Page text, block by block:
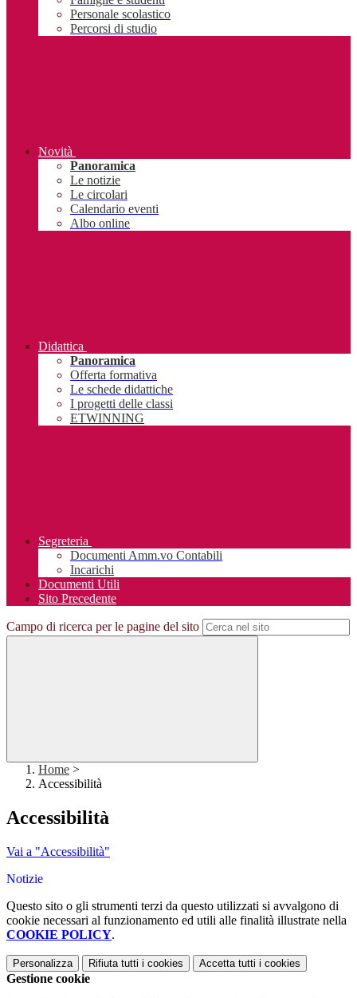
Personale scolastico
Percorsi di studio
Novità
Panoramica
Le notizie
Le circolari
Calendario eventi
Albo online
Didattica
Panoramica
Offerta formativa
Le schede didattiche
I progetti delle classi
ETWINNING
Segreteria
Documenti Amm.vo Contabili
Incarichi
Documenti Utili
Sito Precedente
Campo di ricerca per le pagine del sito
Home >
Accessibilità
Accessibilità
Vai a "Accessibilità"
Notizie
Questo sito o gli strumenti terzi da questo utilizzati si avvalgono di
cookie necessari al funzionamento ed utili alle finalità illustrate nella
COOKIE POLICY.
Personalizza Rifiuta tutti i cookies Accetta tutti i cookies
Gestione cookie